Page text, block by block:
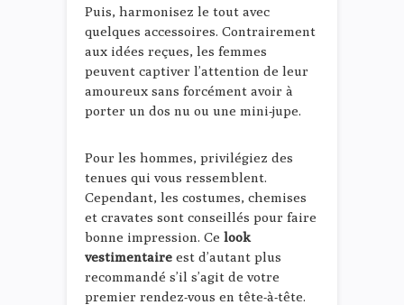
Puis, harmonisez le tout avec
quelques accessoires. Contrairement
aux idées reçues, les femmes
peuvent captiver l’attention de leur
amoureux sans forcément avoir à
porter un dos nu ou une mini-jupe.
Pour les hommes, privilégiez des
tenues qui vous ressemblent.
Cependant, les costumes, chemises
et cravates sont conseillés pour faire
bonne impression. Ce look
vestimentaire est d’autant plus
recommandé s’il s’agit de votre
premier rendez-vous en tête-à-tête.